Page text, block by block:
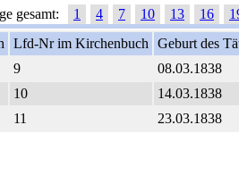
gesamt: 1 4 7 10 13 16
Lfd-Nr im Kirchenbuch Geburt des
9 08.03.1838
10 14.03.1838
11 23.03.1838